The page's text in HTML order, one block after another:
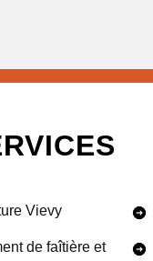
Vievy
de faîtière et